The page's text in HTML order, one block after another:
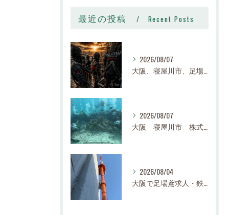
最近の投稿 Recent Posts
2026/08/07
2026/08/07
2026/08/04